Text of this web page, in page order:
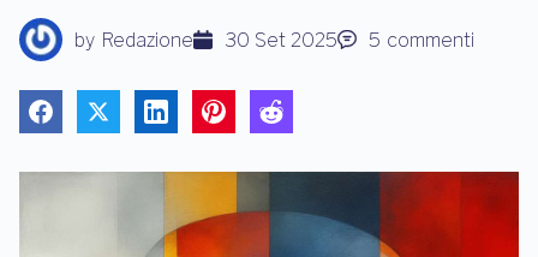
t
o
by Redazione 30 Set 2025 5 commenti